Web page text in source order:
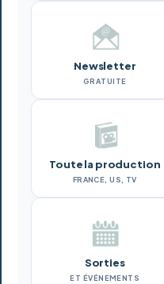
Newsletter
GRATUITE
Toute la production
FRANCE, US, TV
Sorties
ET ÉVÉNEMENTS